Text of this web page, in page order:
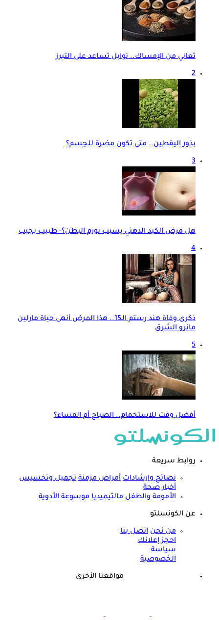
تعاني من الإمساك.. توابل تساعد على التبرز
2
بذور اليقطين.. متى تكون مضرة للجسم؟
3
هل مرض الكبد الدهني يسبب تورم البطن؟- طبيب يجيب
4
ذكرى وفاة هند رستم الـ15.. هذا المرض أنهى حياة مارلين
مانرو الشرق
5
أفضل وقت للاستحمام.. الصباح أم المساء؟
روابط سريعة
نصائح وارشادات أمراض مزمنة تجميل وتخسيس
أخبار صحة
الأمومة والطفل مالتيميديا موسوعة الأدوية
عن الكونسلتو
من نحن اتصل بنا
احجز إعلانك
سياسة
الخصوصية
مواقعنا الأخرى